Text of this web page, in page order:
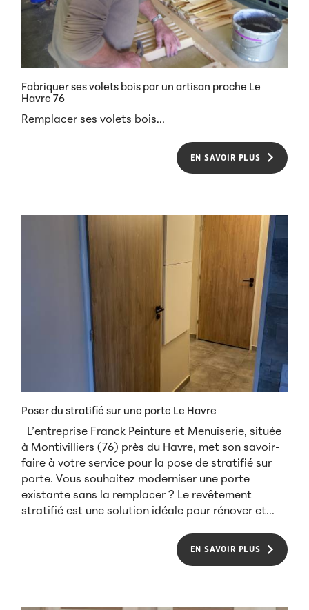
Fabriquer ses volets bois par un artisan proche Le
Havre 76
Remplacer ses volets bois...
EN SAVOIR PLUS
Poser du stratifié sur une porte Le Havre
L’entreprise Franck Peinture et Menuiserie, située
à Montivilliers (76) près du Havre, met son savoir-
faire à votre service pour la pose de stratifié sur
porte. Vous souhaitez moderniser une porte
existante sans la remplacer ? Le revêtement
stratifié est une solution idéale pour rénover et...
EN SAVOIR PLUS